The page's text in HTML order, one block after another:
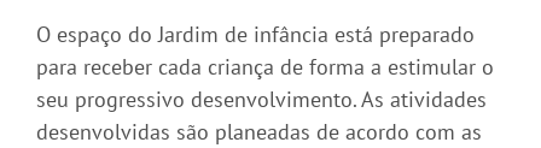
O espaço do Jardim de infância está preparado
para receber cada criança de forma a estimular o
seu progressivo desenvolvimento. As atividades
desenvolvidas são planeadas de acordo com as